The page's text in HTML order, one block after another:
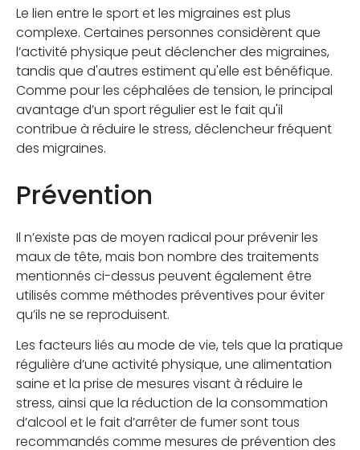
Le lien entre le sport et les migraines est plus
complexe. Certaines personnes considèrent que
l’activité physique peut déclencher des migraines,
tandis que d'autres estiment qu'elle est bénéfique.
Comme pour les céphalées de tension, le principal
avantage d’un sport régulier est le fait qu'il
contribue à réduire le stress, déclencheur fréquent
des migraines.
Prévention
Il n’existe pas de moyen radical pour prévenir les
maux de tête, mais bon nombre des traitements
mentionnés ci-dessus peuvent également être
utilisés comme méthodes préventives pour éviter
qu’ils ne se reproduisent.
Les facteurs liés au mode de vie, tels que la pratique
régulière d’une activité physique, une alimentation
saine et la prise de mesures visant à réduire le
stress, ainsi que la réduction de la consommation
d’alcool et le fait d’arrêter de fumer sont tous
recommandés comme mesures de prévention des